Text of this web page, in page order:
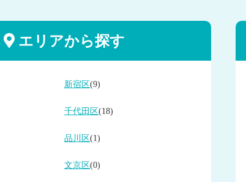
エリアから探す
新宿区(9)
千代田区(18)
品川区(1)
文京区(0)